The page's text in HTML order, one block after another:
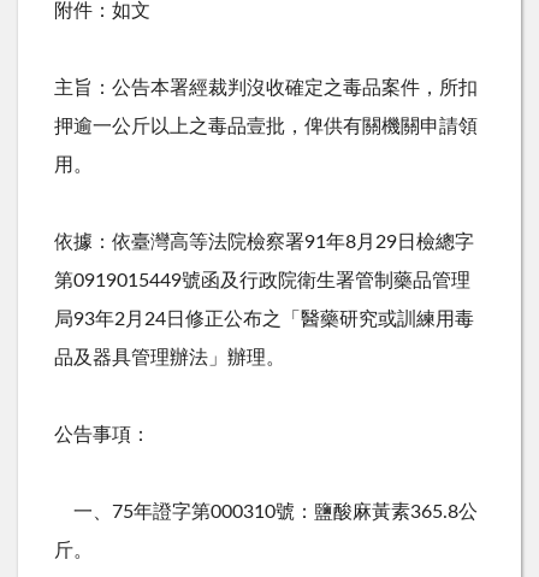
附件：如文
主旨：公告本署經裁判沒收確定之毒品案件，所扣
押逾一公斤以上之毒品壹批，俾供有關機關申請領
用。
依據：依臺灣高等法院檢察署91年8月29日檢總字
第0919015449號函及行政院衛生署管制藥品管理
局93年2月24日修正公布之「醫藥研究或訓練用毒
品及器具管理辦法」辦理。
公告事項：
一、75年證字第000310號：鹽酸麻黃素365.8公
斤。